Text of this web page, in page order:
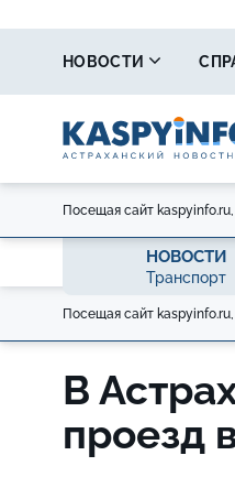
НОВОСТИ
Посещая сайт
НОВОСТИ
Транспорт
Посещая сайт
В
проезд